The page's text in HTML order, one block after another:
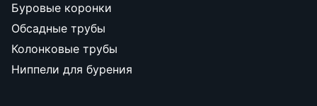
Буровые коронки
Обсадные трубы
Колонковые трубы
Ниппели для бурения